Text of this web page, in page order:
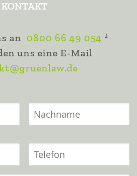
KONTAKT
an 0800 66 49 054 1
uns eine E-Mail